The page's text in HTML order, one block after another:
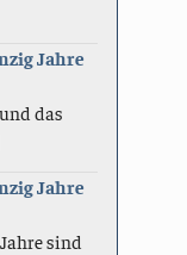
Jahre
das
Jahre
sind